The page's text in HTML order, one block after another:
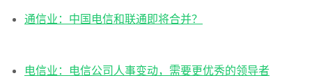
通信业：中国电信和联通即将合并？
电信业：电信公司人事变动，需要更优秀的领导者